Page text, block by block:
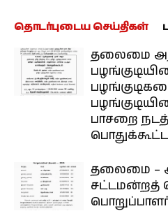
தொடர்புடைய செய்திகள்
தலைமை
பாசறை
தலைமை –
சட்டமன்றத்